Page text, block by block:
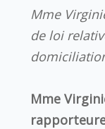
Mme
de loi
Mme